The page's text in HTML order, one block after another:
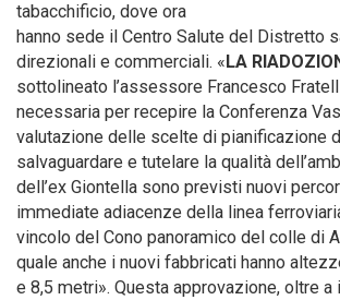
tabacchificio, dove ora
hanno sede il Centro Salute del Distretto
direzionali e commerciali. «LA
sottolineato l’assessore Francesco
necessaria per recepire la Conferenza
valutazione delle scelte di pianificazione
salvaguardare e tutelare la qualità
dell’ex Giontella sono previsti nuovi
immediate adiacenze della linea
vincolo del Cono panoramico del colle di
quale anche i nuovi fabbricati hanno
e 8,5 metri». Questa approvazione, oltre a